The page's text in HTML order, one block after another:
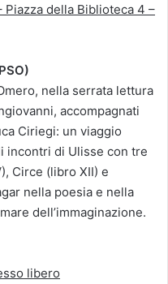
della Biblioteca 4 –
nella serrata lettura
accompagnati
Ciriegi: un viaggio
incontri di Ulisse con tre
Circe (libro XII) e
nella poesia e nella
dell’immaginazione.
libero